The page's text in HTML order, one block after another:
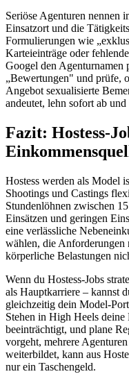
Seriöse Agenturen nennen
Einsatzort und die
Formulierungen wie
Karteieinträge oder
Googel den Agenturnamen
„Bewertungen" und prüfe,
Angebot sexualisierte
andeutet, lehn sofort ab
Fazit: Hostess-
Hostess werden als Model
Shootings und Castings
Stundenlöhnen zwischen
Einsätzen und geringen
eine verlässliche
wählen, die Anforderungen
körperliche Belastungen
Wenn du Hostess-Jobs
als Hauptkarriere – kannst
gleichzeitig dein Model-
Stehen in High Heels
beeinträchtigt, und plane
vorgeht, mehrere
weiterbildet, kann aus
nur ein Taschengeld.